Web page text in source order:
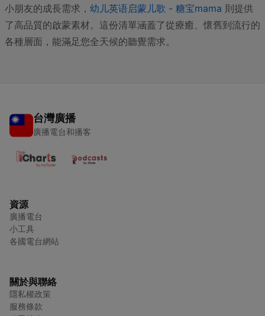
小朋友的成長需求， 幼儿英语启蒙儿歌 - 糖宝mama 則提供
了高品質的啟蒙素材。這份清單涵蓋了從療癒、懷舊到流行的
各種層面，能滿足您全天候的聽覺需求。
台灣廣播
廣播電台和播客
資源
廣播電台
小工具
各國電台網站
關於與聯絡
隱私權政策
服務條款